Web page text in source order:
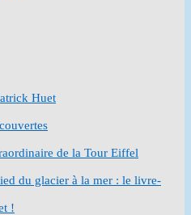
Huet
de la Tour Eiffel
du glacier à la mer : le livre-
!